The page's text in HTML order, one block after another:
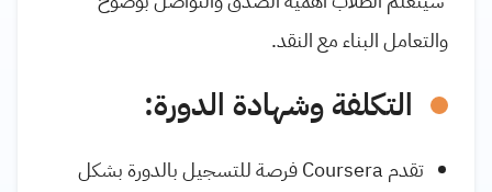
والتعامل البناء مع النقد.
التكلفة وشهادة الدورة:
تقدم Courseraفرصة للتسجيل بالدورة بشكل